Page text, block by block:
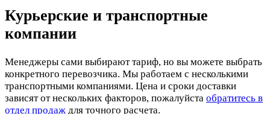
Курьерские и транспортные
компании
Менеджеры сами выбирают тариф, но вы можете выбрать
конкретного перевозчика. Мы работаем с несколькими
транспортными компаниями. Цена и сроки доставки
зависят от нескольких факторов, пожалуйста обратитесь в
отдел продаж для точного расчета.